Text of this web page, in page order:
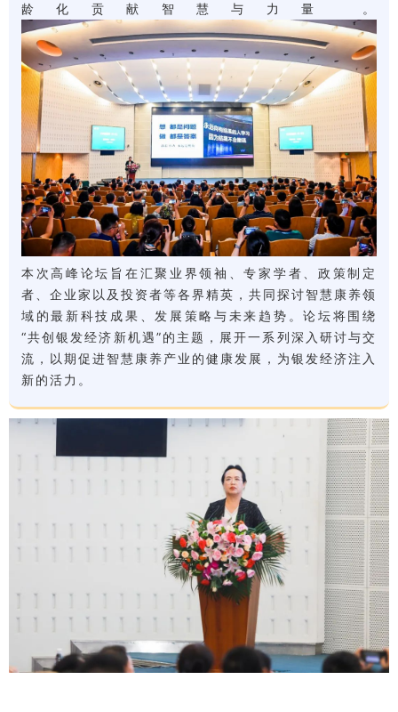
龄化贡献智慧与力量 。
本次高峰论坛旨在汇聚业界领袖、专家学者、政策制定
者、企业家以及投资者等各界精英，共同探讨智慧康养领
域的最新科技成果、发展策略与未来趋势。论坛将围绕
“共创银发经济新机遇”的主题，展开一系列深入研讨与交
流，以期促进智慧康养产业的健康发展，为银发经济注入
新的活力。